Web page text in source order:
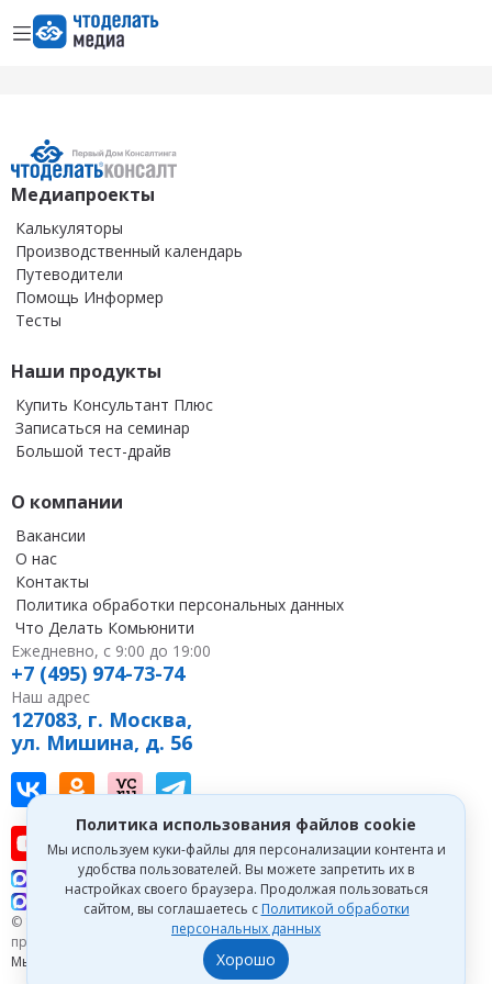
Открыть менюПерейти на главную страницу
Политика использования файлов cookie
Мы используем куки-файлы для персонализации контента и
удобства пользователей. Вы можете запретить их в
настройках своего браузера. Продолжая пользоваться
сайтом, вы соглашаетесь с Политикой обработки
персональных данных
Хорошо
Медиапроекты
Калькуляторы
Производственный календарь
Путеводители
Помощь Информер
Тесты
Наши продукты
Купить Консультант Плюс
Записаться на семинар
Большой тест-драйв
О компании
Вакансии
О нас
Контакты
Политика обработки персональных данных
Что Делать Комьюнити
Ежедневно, с 9:00 до 19:00
+7 (495) 974-73-74
Наш адрес
127083, г. Москва,
ул. Мишина, д. 56
Наш канал в Вконтакте
Наш канал на youtube
Наша группа в однокласниках
Наш канал в tenchat
Наш канал на vc
Наш профиль на дзен
Наш канал в Telegram
Что делать Консалт
Что делать Экспертум
© 1993—2026 Первый Дом Консалтинга «Что делать Консалт». Все
права защищены.
Мы зарегистрированы на
Портале поставщиков